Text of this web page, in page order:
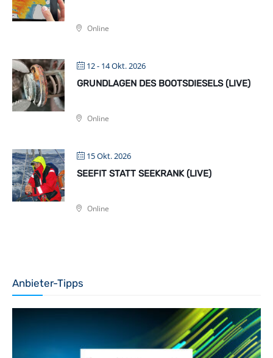
Online
12 - 14 Okt. 2026
GRUNDLAGEN DES BOOTSDIESELS (LIVE)
Online
15 Okt. 2026
SEEFIT STATT SEEKRANK (LIVE)
Online
Anbieter-Tipps